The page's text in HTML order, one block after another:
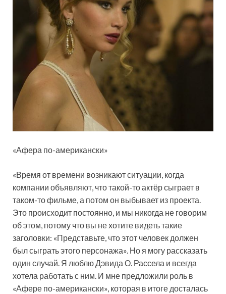
«Афера по-американски»
«Время от времени возникают ситуации, когда
компании объявляют, что такой-то актёр сыграет в
таком-то фильме, а потом он выбывает из проекта.
Это происходит постоянно, и мы никогда не говорим
об этом, потому что вы не хотите видеть такие
заголовки: «Представьте, что этот человек должен
был сыграть этого персонажа». Но я могу рассказать
один случай. Я люблю Дэвида О. Рассела и всегда
хотела работать с ним. И мне предложили роль в
«Афере по-американски», которая в итоге досталась